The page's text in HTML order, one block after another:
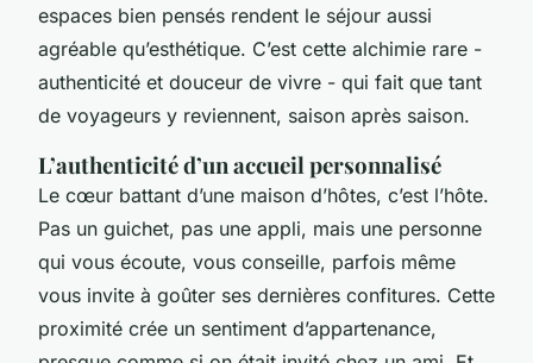
espaces bien pensés rendent le séjour aussi
agréable qu’esthétique. C’est cette alchimie rare -
authenticité et douceur de vivre - qui fait que tant
de voyageurs y reviennent, saison après saison.
L’authenticité d’un accueil personnalisé
Le cœur battant d’une maison d’hôtes, c’est l’hôte.
Pas un guichet, pas une appli, mais une personne
qui vous écoute, vous conseille, parfois même
vous invite à goûter ses dernières confitures. Cette
proximité crée un sentiment d’appartenance,